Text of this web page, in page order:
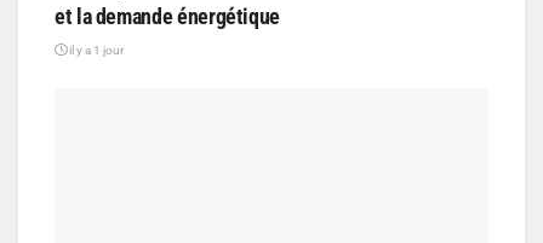
et la demande énergétique
il y a 1 jour